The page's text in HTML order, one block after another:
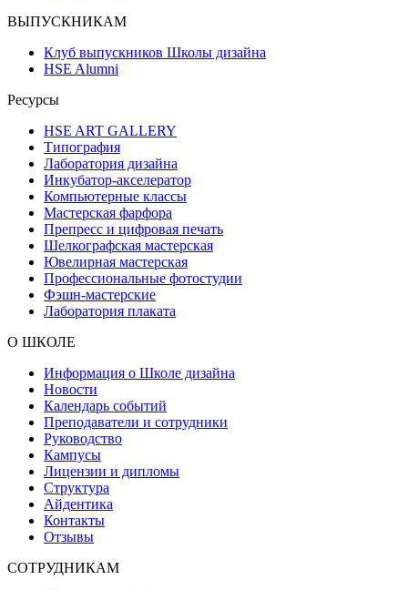
ВЫПУСКНИКАМ
Клуб выпускников Школы дизайна
HSE Alumni
Ресурсы
HSE ART GALLERY
Типография
Лаборатория дизайна
Инкубатор-акселератор
Компьютерные классы
Мастерская фарфора
Препресс и цифровая печать
Шелкографская мастерская
Ювелирная мастерская
Профессиональные фотостудии
Фэшн-мастерские
Лаборатория плаката
О ШКОЛЕ
Информация о Школе дизайна
Новости
Календарь событий
Преподаватели и сотрудники
Руководство
Кампусы
Лицензии и дипломы
Структура
Айдентика
Контакты
Отзывы
СОТРУДНИКАМ